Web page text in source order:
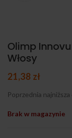
Olimp
Włosy
21,38 zł
Poprzednia najniższa
Brak w magazynie